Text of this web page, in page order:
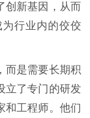
创新基因，从而
行业内的佼佼
而是需要长期积
立了专门的研发
和工程师。他们